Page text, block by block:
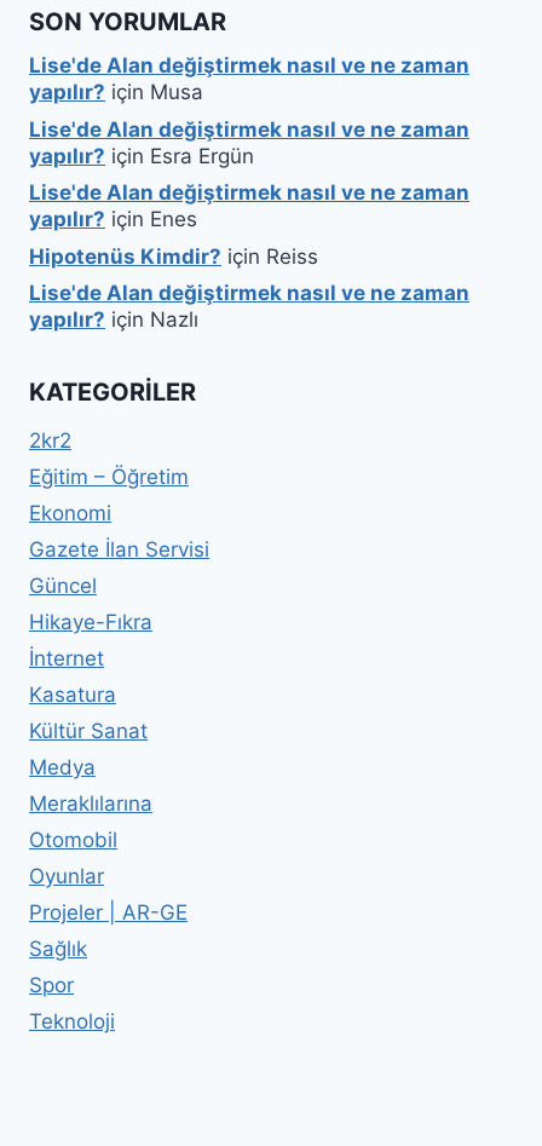
SON YORUMLAR
Lise'de Alan değiştirmek nasıl ve ne zaman
yapılır? için Musa
Lise'de Alan değiştirmek nasıl ve ne zaman
yapılır? için Esra Ergün
Lise'de Alan değiştirmek nasıl ve ne zaman
yapılır? için Enes
Hipotenüs Kimdir? için Reiss
Lise'de Alan değiştirmek nasıl ve ne zaman
yapılır? için Nazlı
KATEGORILER
2kr2
Eğitim – Öğretim
Ekonomi
Gazete İlan Servisi
Güncel
Hikaye-Fıkra
İnternet
Kasatura
Kültür Sanat
Medya
Meraklılarına
Otomobil
Oyunlar
Projeler | AR-GE
Sağlık
Spor
Teknoloji